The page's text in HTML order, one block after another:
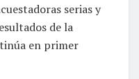
serias y
de la
en primer